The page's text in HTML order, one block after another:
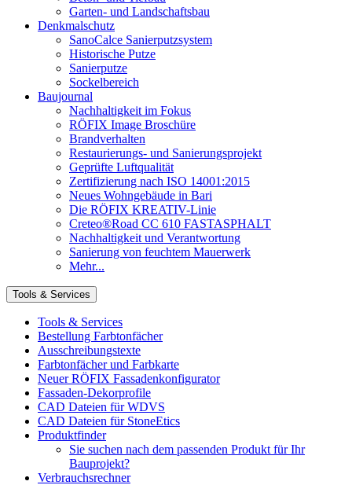
Garten- und Landschaftsbau
Denkmalschutz
SanoCalce Sanierputzsystem
Historische Putze
Sanierputze
Sockelbereich
Baujournal
Nachhaltigkeit im Fokus
RÖFIX Image Broschüre
Brandverhalten
Restaurierungs- und Sanierungsprojekt
Geprüfte Luftqualität
Zertifizierung nach ISO 14001:2015
Neues Wohngebäude in Bari
Die RÖFIX KREATIV-Linie
Creteo®Road CC 610 FASTASPHALT
Nachhaltigkeit und Verantwortung
Sanierung von feuchtem Mauerwerk
Mehr...
Tools & Services
Tools & Services
Bestellung Farbtonfächer
Ausschreibungstexte
Farbtonfächer und Farbkarte
Neuer RÖFIX Fassadenkonfigurator
Fassaden-Dekorprofile
CAD Dateien für WDVS
CAD Dateien für StoneEtics
Produktfinder
Sie suchen nach dem passenden Produkt für Ihr
Bauprojekt?
Verbrauchsrechner